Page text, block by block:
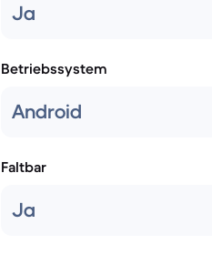
Ja
Betriebssystem
Android
Faltbar
Ja